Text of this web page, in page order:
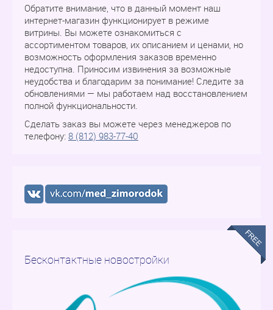
Обратите внимание, что в данный момент наш
интернет-магазин функционирует в режиме
витрины. Вы можете ознакомиться с
ассортиментом товаров, их описанием и ценами, но
возможность оформления заказов временно
недоступна. Приносим извинения за возможные
неудобства и благодарим за понимание! Следите за
обновлениями — мы работаем над восстановлением
полной функциональности.
Сделать заказ вы можете через менеджеров по
телефону: 8 (812) 983-77-40
Бесконтактные новостройки